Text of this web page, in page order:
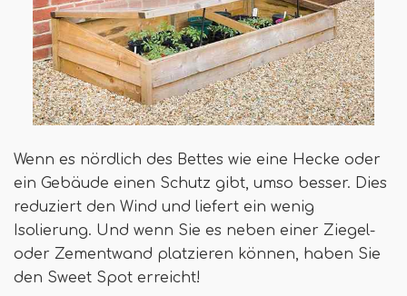
Wenn es nördlich des Bettes wie eine Hecke oder
ein Gebäude einen Schutz gibt, umso besser. Dies
reduziert den Wind und liefert ein wenig
Isolierung. Und wenn Sie es neben einer Ziegel-
oder Zementwand platzieren können, haben Sie
den Sweet Spot erreicht!